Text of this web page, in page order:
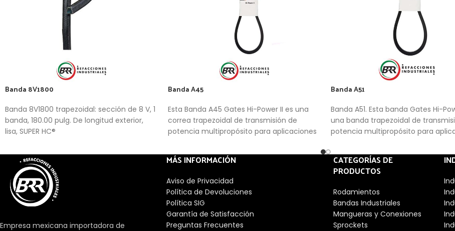
Banda 8V1800
Banda 8V1800 trapezoidal: sección de 8 V, 1
banda, 180.00 pulg. De longitud exterior,
lisa, SUPER HC®
Banda A45
Esta Banda A45 Gates Hi-Power II es una
correa trapezoidal de transmisión de
potencia multipropósito para aplicaciones
Banda A51
Banda A51. Esta banda Gates Hi-
una banda trapezoidal de
potencia multipropósito para
Empresa mexicana importadora de
MÁS INFORMACIÓN
Aviso de Privacidad
Política de Devoluciones
Política SIG
Garantía de Satisfacción
Preguntas Frecuentes
CATEGORÍAS DE
PRODUCTOS
Rodamientos
Bandas Industriales
Mangueras y Conexiones
Sprockets